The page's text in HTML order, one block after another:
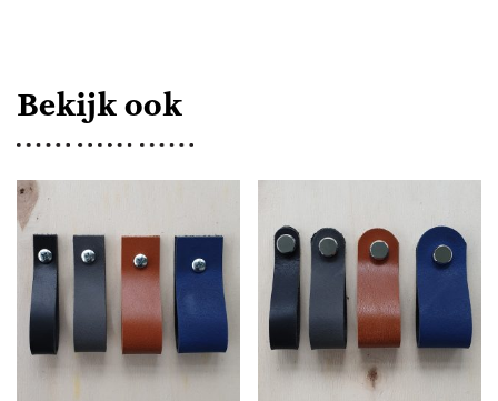
Bekijk ook